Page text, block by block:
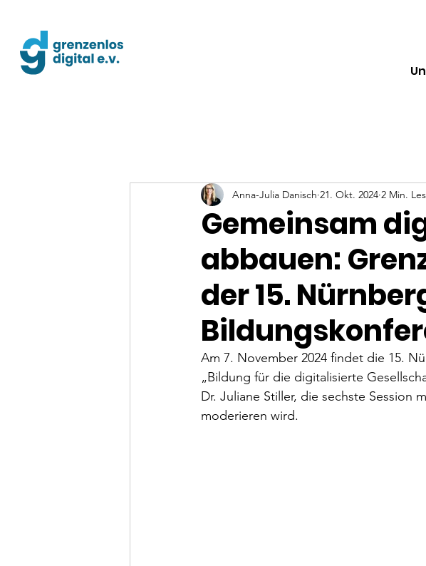
Gemeinsam
abbauen:
der 15.
Anna-Julia Danisch 21. Okt. 2024 2 Min.
Am 7. November 2024 findet die 15.
„Bildung für die digitalisierte
Dr. Juliane Stiller, die sechste Session
moderieren wird.